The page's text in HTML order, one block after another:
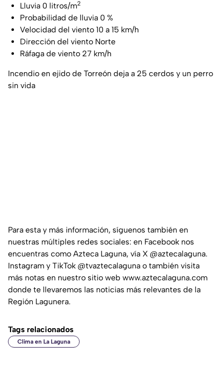
Lluvia 0 litros/m2
Probabilidad de lluvia 0 %
Velocidad del viento 10 a 15 km/h
Dirección del viento Norte
Ráfaga de viento 27 km/h
Incendio en ejido de Torreón deja a 25 cerdos y un perro
sin vida
Para esta y más información, síguenos también en
nuestras múltiples redes sociales: en Facebook nos
encuentras como Azteca Laguna, vía X @aztecalaguna.
Instagram y TikTok @tvaztecalaguna o también visita
más notas en nuestro sitio web www.aztecalaguna.com
donde te llevaremos las noticias más relevantes de la
Región Lagunera.
Tags relacionados
Clima en La Laguna